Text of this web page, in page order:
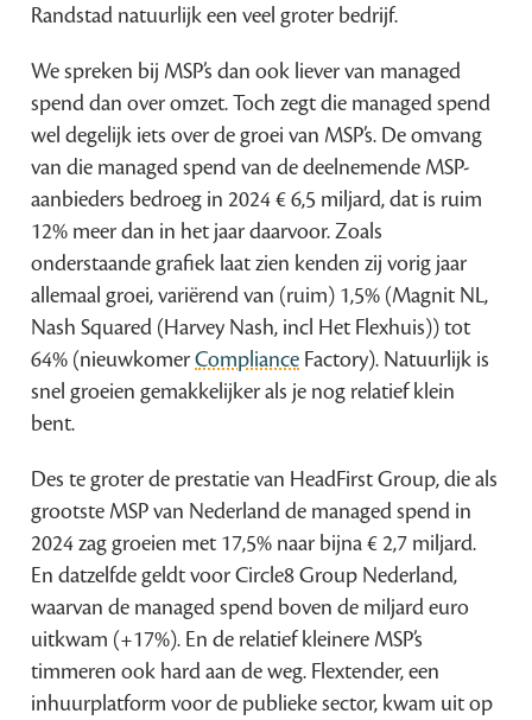
Randstad natuurlijk een veel groter bedrijf.
We spreken bij MSP’s dan ook liever van managed
spend dan over omzet. Toch zegt die managed spend
wel degelijk iets over de groei van MSP’s. De omvang
van die managed spend van de deelnemende MSP-
aanbieders bedroeg in 2024 € 6,5 miljard, dat is ruim
12% meer dan in het jaar daarvoor. Zoals
onderstaande grafiek laat zien kenden zij vorig jaar
allemaal groei, variërend van (ruim) 1,5% (Magnit NL,
Nash Squared (Harvey Nash, incl Het Flexhuis)) tot
64% (nieuwkomerCompliance Factory). Natuurlijk is
snel groeien gemakkelijker als je nog relatief klein
bent.
Des te groter de prestatie van HeadFirst Group, die als
grootste MSP van Nederland de managed spend in
2024 zag groeien met 17,5% naar bijna € 2,7 miljard.
En datzelfde geldt voor Circle8 Group Nederland,
waarvan de managed spend boven de miljard euro
uitkwam (+17%). En de relatief kleinere MSP’s
timmeren ook hard aan de weg. Flextender, een
inhuurplatform voor de publieke sector, kwam uit op